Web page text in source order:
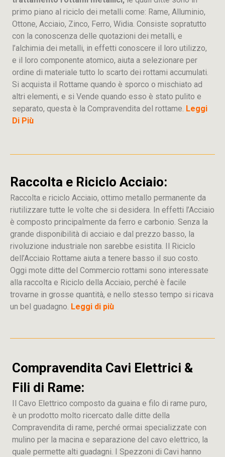
primo piano al riciclo dei metalli come: Rame, Alluminio,
Ottone, Acciaio, Zinco, Ferro, Widia. Consiste sopratutto
con la conoscenza delle quotazioni dei metalli, e
l’alchimia dei metalli, in effetti conoscere il loro utilizzo,
e il loro componente atomico, aiuta a selezionare per
ordine di materiale tutto lo scarto dei rottami accumulati.
Si acquista il Rottame quando è sporco o mischiato ad
altri elementi, e si Vende quando esso è stato pulito e
separato, questa è la Compravendita del rottame. Leggi
Di Più
Raccolta e Riciclo Acciaio:
Raccolta e riciclo Acciaio, ottimo metallo permanente da
riutilizzare tutte le volte che si desidera. In effetti l’Acciaio
è composto principalmente da ferro e carbonio. Senza la
grande disponibilità di acciaio e dal prezzo basso, la
rivoluzione industriale non sarebbe esistita. Il Riciclo
dell’Acciaio Rottame aiuta a tenere basso il suo costo.
Oggi mote ditte del Commercio rottami sono interessate
alla raccolta e Riciclo della Acciaio, perché è facile
trovarne in grosse quantità, e nello stesso tempo si ricava
un bel guadagno. Leggi di più
Compravendita Cavi Elettrici &
Fili di Rame:
Il Cavo Elettrico composto da guaina e filo di rame puro,
è un prodotto molto ricercato dalle ditte della
Compravendita di rame, perché ormai specializzate con
mulino per la macina e separazione del cavo elettrico, la
quale permette alti guadagni. I Spezzoni di Cavi hanno